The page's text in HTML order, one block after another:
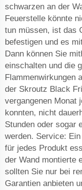
schwarzen an der
Feuerstelle könnte
tun müssen, ist das
befestigen und es
Dann können Sie
einschalten und die
Flammenwirkungen
der Skroutz Black
vergangenen Monat
konnten, nicht
Stunden oder sogar
werden. Service:
für jedes Produkt
der Wand montierte
sollten Sie nur bei
Garantien anbieten